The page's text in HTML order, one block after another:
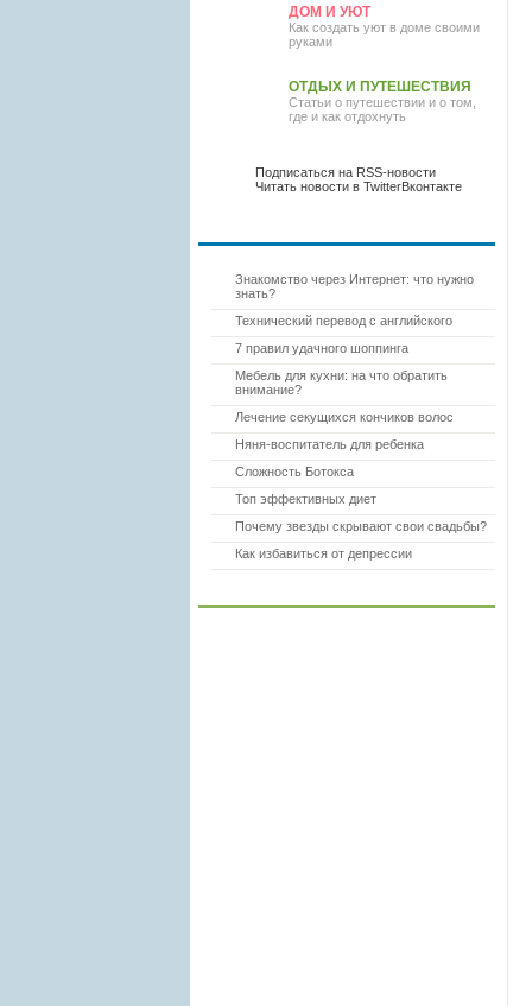
ДОМ И УЮТ
Как создать уют в доме своими
руками
ОТДЫХ И ПУТЕШЕСТВИЯ
Статьи о путешествии и о том,
где и как отдохнуть
Подписаться на RSS-новости
Читать новости в TwitterВконтакте
Знакомство через Интернет: что нужно
знать?
Технический перевод с английского
7 правил удачного шоппинга
Мебель для кухни: на что обратить
внимание?
Лечение секущихся кончиков волос
Няня-воспитатель для ребенка
Сложность Ботокса
Топ эффективных диет
Почему звезды скрывают свои свадьбы?
Как избавиться от депрессии